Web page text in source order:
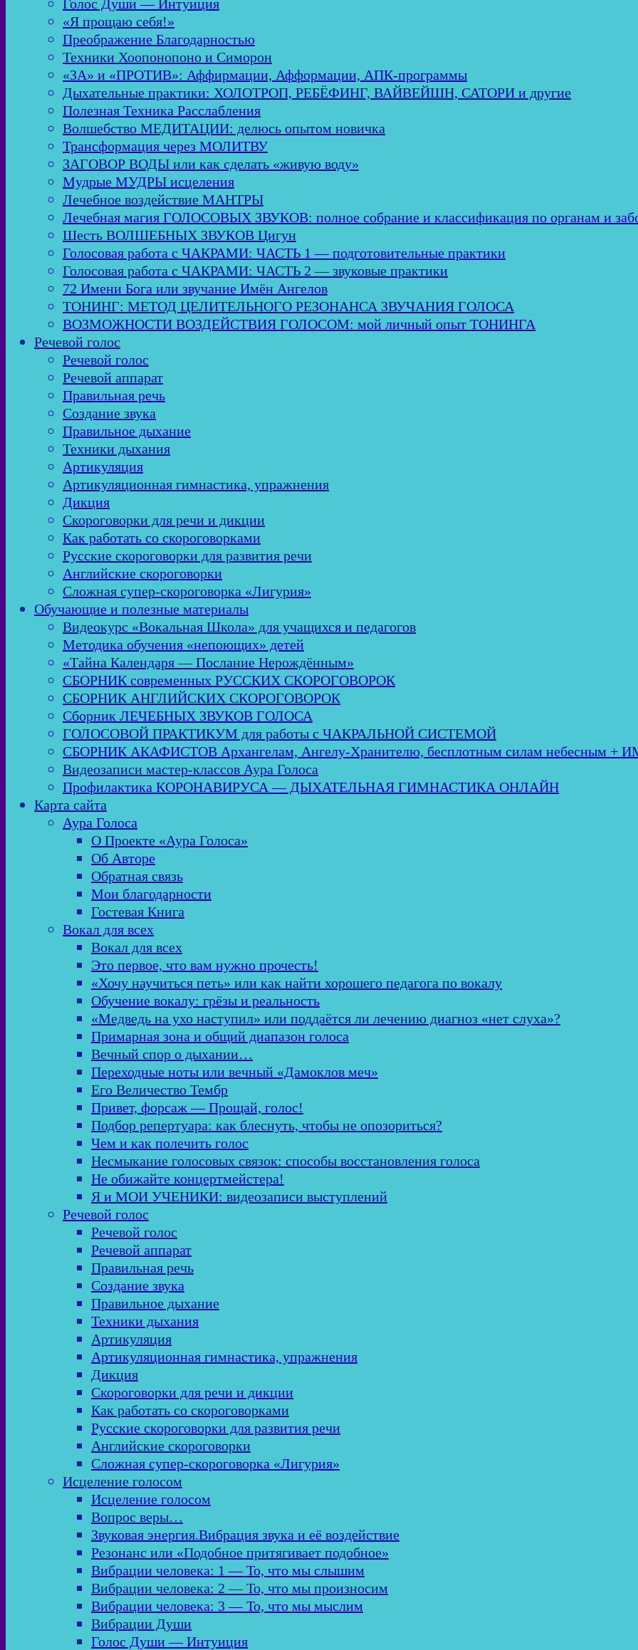
Голос Души — Интуиция
«Я прощаю себя!»
Преображение Благодарностью
Техники Хоопонопоно и Симорон
«ЗА» и «ПРОТИВ»: Аффирмации, Афформации, АПК-программы
Дыхательные практики: ХОЛОТРОП, РЕБЁФИНГ, ВАЙВЕЙШН, САТОРИ и другие
Полезная Техника Расслабления
Волшебство МЕДИТАЦИИ: делюсь опытом новичка
Трансформация через МОЛИТВУ
ЗАГОВОР ВОДЫ или как сделать «живую воду»
Мудрые МУДРЫ исцеления
Лечебное воздействие МАНТРЫ
Лечебная магия ГОЛОСОВЫХ ЗВУКОВ: полное собрание и классификация по органам и
Шесть ВОЛШЕБНЫХ ЗВУКОВ Цигун
Голосовая работа с ЧАКРАМИ: ЧАСТЬ 1 — подготовительные практики
Голосовая работа с ЧАКРАМИ: ЧАСТЬ 2 — звуковые практики
72 Имени Бога или звучание Имён Ангелов
ТОНИНГ: МЕТОД ЦЕЛИТЕЛЬНОГО РЕЗОНАНСА ЗВУЧАНИЯ ГОЛОСА
ВОЗМОЖНОСТИ ВОЗДЕЙСТВИЯ ГОЛОСОМ: мой личный опыт ТОНИНГА
Речевой голос
Речевой голос
Речевой аппарат
Правильная речь
Создание звука
Правильное дыхание
Техники дыхания
Артикуляция
Артикуляционная гимнастика, упражнения
Дикция
Скороговорки для речи и дикции
Как работать со скороговорками
Русские скороговорки для развития речи
Английские скороговорки
Сложная супер-скороговорка «Лигурия»
Обучающие и полезные материалы
Видеокурс «Вокальная Школа» для учащихся и педагогов
Методика обучения «непоющих» детей
«Тайна Календаря — Послание Нерождённым»
СБОРНИК современных РУССКИХ СКОРОГОВОРОК
СБОРНИК АНГЛИЙСКИХ СКОРОГОВОРОК
Сборник ЛЕЧЕБНЫХ ЗВУКОВ ГОЛОСА
ГОЛОСОВОЙ ПРАКТИКУМ для работы с ЧАКРАЛЬНОЙ СИСТЕМОЙ
СБОРНИК АКАФИСТОВ Архангелам, Ангелу-Хранителю, бесплотным силам небесным +
Видеозаписи мастер-классов Аура Голоса
Профилактика КОРОНАВИРУСА — ДЫХАТЕЛЬНАЯ ГИМНАСТИКА ОНЛАЙН
Карта сайта
Аура Голоса
О Проекте «Аура Голоса»
Об Авторе
Обратная связь
Мои благодарности
Гостевая Книга
Вокал для всех
Вокал для всех
Это первое, что вам нужно прочесть!
«Хочу научиться петь» или как найти хорошего педагога по вокалу
Обучение вокалу: грёзы и реальность
«Медведь на ухо наступил» или поддаётся ли лечению диагноз «нет слуха»?
Примарная зона и общий диапазон голоса
Вечный спор о дыхании…
Переходные ноты или вечный «Дамоклов меч»
Его Величество Тембр
Привет, форсаж — Прощай, голос!
Подбор репертуара: как блеснуть, чтобы не опозориться?
Чем и как полечить голос
Несмыкание голосовых связок: способы восстановления голоса
Не обижайте концертмейстера!
Я и МОИ УЧЕНИКИ: видеозаписи выступлений
Речевой голос
Речевой голос
Речевой аппарат
Правильная речь
Создание звука
Правильное дыхание
Техники дыхания
Артикуляция
Артикуляционная гимнастика, упражнения
Дикция
Скороговорки для речи и дикции
Как работать со скороговорками
Русские скороговорки для развития речи
Английские скороговорки
Сложная супер-скороговорка «Лигурия»
Исцеление голосом
Исцеление голосом
Вопрос веры…
Звуковая энергия.Вибрация звука и её воздействие
Резонанс или «Подобное притягивает подобное»
Вибрации человека: 1 — То, что мы слышим
Вибрации человека: 2 — То, что мы произносим
Вибрации человека: 3 — То, что мы мыслим
Вибрации Души
Голос Души — Интуиция